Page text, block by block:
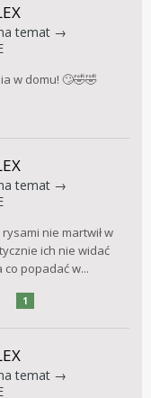
temat →
w domu! 🙄🤣🤣
temat →
nie martwił w
ich nie widać
popadać w...
1
temat →